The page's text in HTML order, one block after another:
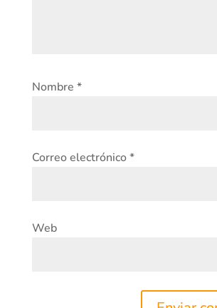
Nombre *
Correo electrónico*
Web